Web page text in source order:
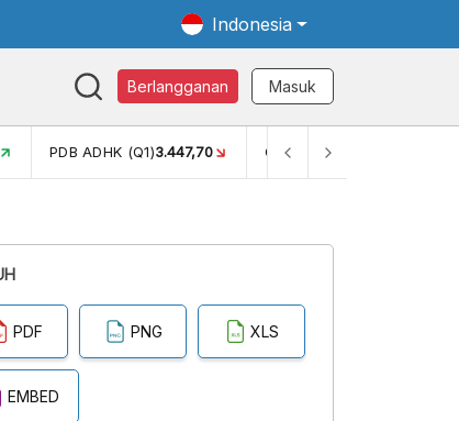
Indonesia
Berlangganan Masuk
PDB ADHK (Q1)3.447,70 GINI RASIO (SEM2)
PDF PNG XLS
EMBED